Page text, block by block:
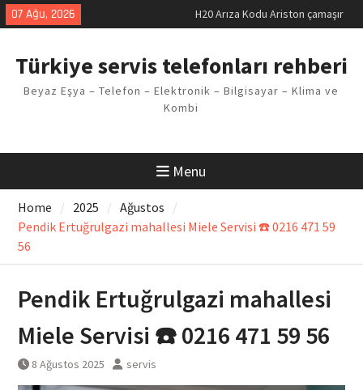
Skip
to
07 Ağu, 2026
LG kombi E2 Arızası Çözümü
Vaillant çamaşır makinesi E03
Arıza Kodu
Ferroli klima E3 Arızası Çözümü
Türkiye servis telefonları rehberi
Beyaz Eşya – Telefon – Elektronik – Bilgisayar – Klima ve
Kombi
Menu
Home 2025
Ağustos
Pendik Ertuğrulgazi mahallesi Miele Servisi ☎️ 0216 471 59
56
Pendik Ertuğrulgazi mahallesi
Miele Servisi ☎️ 0216 471 59 56
8 Ağustos 2025 servis